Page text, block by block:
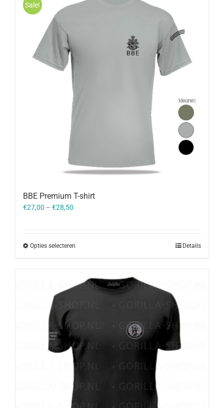
Sale!
BBE Premium T-shirt
€27,00 – €28,50
Opties selecteren Details